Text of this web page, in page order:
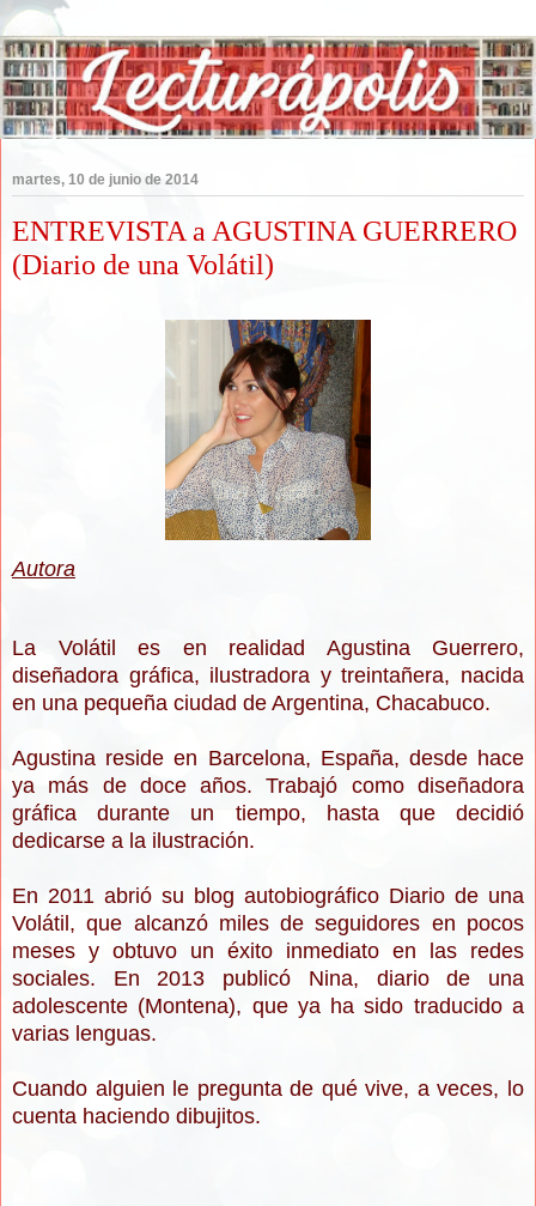
martes, 10 de junio de 2014
ENTREVISTA a AGUSTINA GUERRERO
(Diario de una Volátil)
Autora
La Volátil es en realidad Agustina Guerrero,
diseñadora gráfica, ilustradora y treintañera, nacida
en una pequeña ciudad de Argentina, Chacabuco.
Agustina reside en Barcelona, España, desde hace
ya más de doce años. Trabajó como diseñadora
gráfica durante un tiempo, hasta que decidió
dedicarse a la ilustración.
En 2011 abrió su blog autobiográfico Diario de una
Volátil, que alcanzó miles de seguidores en pocos
meses y obtuvo un éxito inmediato en las redes
sociales. En 2013 publicó Nina, diario de una
adolescente (Montena), que ya ha sido traducido a
varias lenguas.
Cuando alguien le pregunta de qué vive, a veces, lo
cuenta haciendo dibujitos.